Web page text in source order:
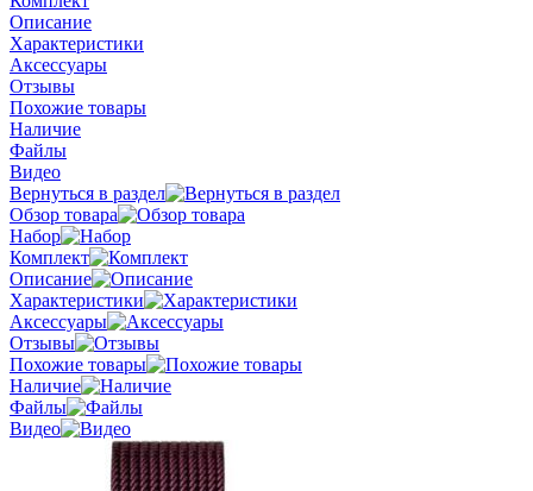
Описание
Характеристики
Аксессуары
Отзывы
Похожие товары
Наличие
Файлы
Видео
Вернуться в раздел
Обзор товара
Набор
Комплект
Описание
Характеристики
Аксессуары
Отзывы
Похожие товары
Наличие
Файлы
Видео